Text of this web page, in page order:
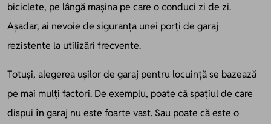
biciclete, pe lângă mașina pe care o conduci zi de zi.
Așadar, ai nevoie de siguranța unei porți de garaj
rezistente la utilizări frecvente.
Totuși, alegerea ușilor de garaj pentru locuință se bazează
pe mai mulți factori. De exemplu, poate că spațiul de care
dispui în garaj nu este foarte vast. Sau poate că este o